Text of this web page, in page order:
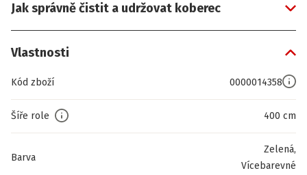
Jak správně čistit a udržovat koberec
Vlastnosti
Kód zboží 0000014358
Šíře role 400 cm
Barva
Zelená,
Vícebarevné